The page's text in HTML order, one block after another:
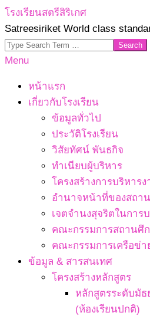
Skip
to
content
โรงเรียนสตรีสิริเกศ
Satreesiriket World class
Search
Primary
Menu
Menu
หน้าแรก
เกี่ยวกับโรงเรียน
ข้อมูลทั่วไป
ประวัติโรงเรียน
วิสัยทัศน์ พันธกิจ
ทำเนียบผู้บริหาร
โครงสร้างการบริหาร
อำนาจหน้าที่ของสถา
เจตจํานงสุจริตในการ
คณะกรรมการสถานศึ
คณะกรรมการเครือข่า
ข้อมูล & สารสนเทศ
โครงสร้างหลักสูตร
หลักสูตรระดับมั
(ห้องเรียนปกติ)